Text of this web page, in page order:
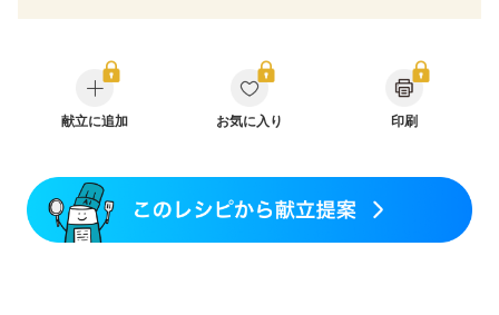
糖尿病性腎症（第２期）
糖尿病性腎症（第３期）
CKD（ステージ１）
CKD（ステージ２）
CKD（ステージ３a）
乳がん（抗がん剤治療中）
妊婦健診・体重増加が気になる（初期）
妊婦健診・血圧が気になる（初期）
妊婦健診・血糖値が気になる（初期）
献立に追加 お気に入り 印刷